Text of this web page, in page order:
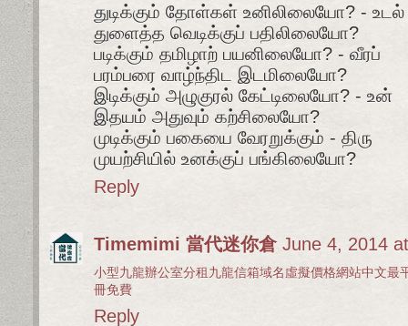
துடிக்கும் தோள்கள் உனிலிலையோ? - உடல்
துளைத்த வெடிக்குப் பதிலிலையோ?
படிக்கும் தமிழாற் பயனிலையோ? - வீரப்
பரம்பரை வாழ்ந்திட இடமிலையோ?
இடிக்கும் அழுகுரல் கேட்டிலையோ? - உன்
இதயம் அதுவும் கற்சிலையோ?
முடிக்கும் பகையை வேரறுக்கும் - திரு
முயற்சியில் உனக்குப் பங்கிலையோ?
Reply
Timemimi 當代迷你倉 June 4, 2014
小型九龍辦公室分租九龍信箱域名虛擬價格網站中文最
冊免費
Reply